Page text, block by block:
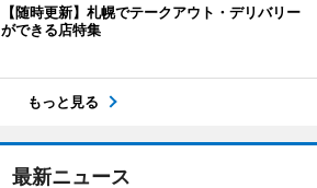
【随時更新】札幌でテークアウト・デリバリー
ができる店特集
もっと見る
最新ニュース